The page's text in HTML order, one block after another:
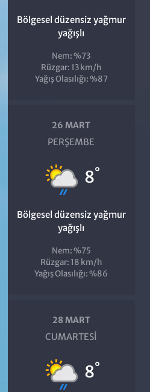
Bölgesel düzensiz yağmur
yağışlı
Nem: %73
Rüzgar: 13 km/h
Yağış Olasılığı: %87
26 MART
PERŞEMBE
8°
Bölgesel düzensiz yağmur
yağışlı
Nem: %75
Rüzgar: 18 km/h
Yağış Olasılığı: %86
28 MART
CUMARTESI
8°